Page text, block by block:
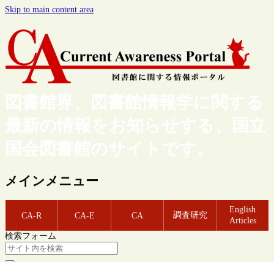
Skip to main content area
図書館界、図書館情報学に関する
最新の情報をお知らせする、国立
国会図書館のサイトです。
メインメニュー
CA-R CA-E CA 調査研究
English
Articles
検索フォーム